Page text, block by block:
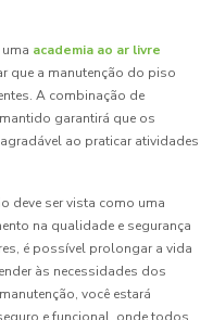
academia ao ar livre
que a manutenção do piso
A combinação de
garantirá que os
ao praticar atividades
deve ser vista como uma
na qualidade e segurança
é possível prolongar a vida
às necessidades dos
você estará
e funcional, onde todos